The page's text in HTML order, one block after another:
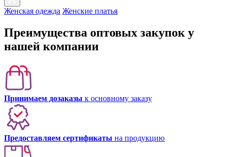
Женская одежда Женские платья
Преимущества оптовых закупок у
нашей компании
Принимаем дозаказы к основному заказу
Предоставляем сертификаты на продукцию